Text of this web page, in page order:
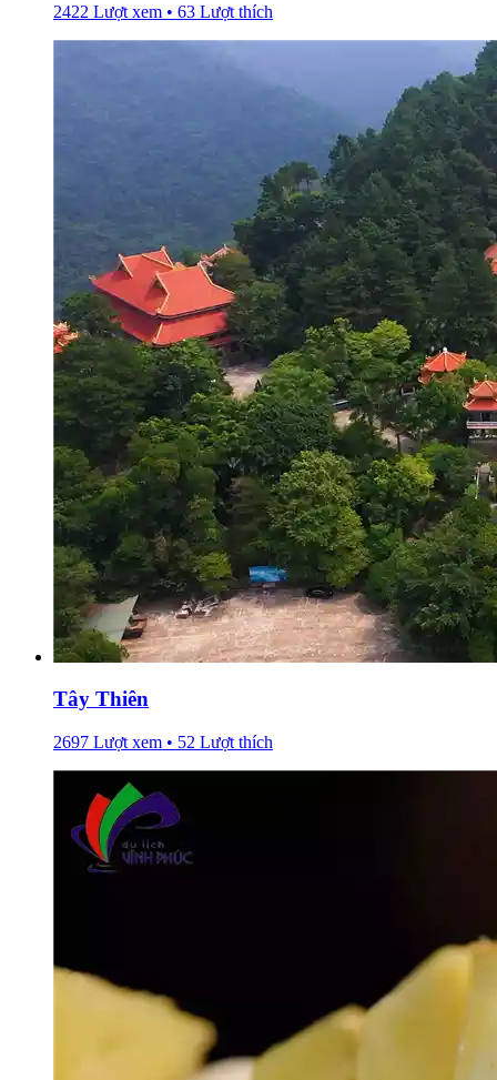
2422 Lượt xem • 63 Lượt thích
Tây Thiên
2697 Lượt xem • 52 Lượt thích